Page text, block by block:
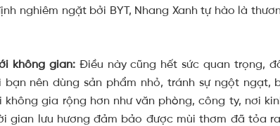
nghiêm ngặt bởi BYT, Nhang Xanh tự hào là
không gian: Điều này cũng hết sức quan trọng,
bạn nên dùng sản phẩm nhỏ, tránh sự ngột ngạt,
không gia rộng hơn như văn phòng, công ty, nơi
gian lưu hương đảm bảo được mùi thơm đã tỏa